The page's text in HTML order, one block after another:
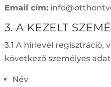
Email cím:
3. A KEZELT
3.1 A hírlevél
következő személyes
Név